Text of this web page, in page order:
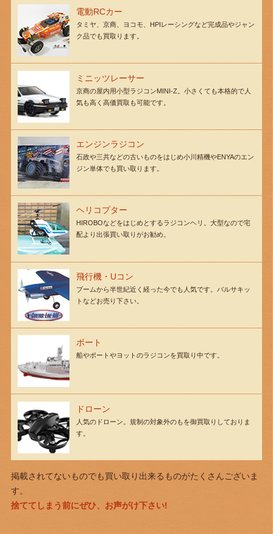
電動RCカー
タミヤ、京商、ヨコモ、HPIレーシングなど完成品やジャン
ク品でも買取ります。
ミニッツレーサー
京商の屋内用小型ラジコンMINI-Z。小さくても本格的で人
気も高く高価買取も可能です。
エンジンラジコン
石政や三共などの古いものをはじめ小川精機やENYAのエン
ジン単体でも買い取ります。
ヘリコプター
HIROBOなどをはじめとするラジコンヘリ。大型なので宅
配より出張買い取りがお勧め。
飛行機・Uコン
ブームから半世紀近く経った今でも人気です。バルサキッ
トなどお売り下さい。
ボート
船やボートやヨットのラジコンを買取り中です。
ドローン
人気のドローン。規制の対象外のもを御買取りしておりま
す。
掲載されてないものでも買い取り出来るものがたくさんございま
す。
捨ててしまう前にぜひ、お声がけ下さい!